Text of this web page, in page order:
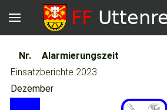
Nr. Alarmierungszeit
Einsatzberichte 2023
Dezember